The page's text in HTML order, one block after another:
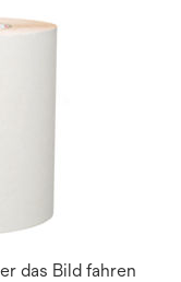
das Bild fahren